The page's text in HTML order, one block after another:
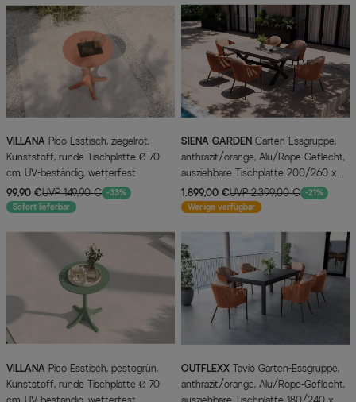
VILLANA
Kunststoff, runde Tischplatte Ø 70
cm, UV-beständig, wetterfest
99,90 €UVP 149,90 € -33%
Sofort lieferbar
SIENA GARDEN
anthrazit/orange, Alu/Rope-Geflecht,
ausziehbare Tischplatte 200/260 x
100 cm, 6 Diningsessel
1.899,00 €UVP 2.399,00 € -21%
Wenige verfügbar
VILLANA
Kunststoff, runde Tischplatte Ø 70
OUTFLEXX
anthrazit/orange, Alu/Rope-Geflecht,